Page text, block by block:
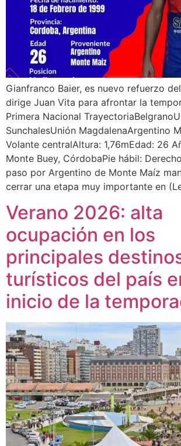
Gianfranco Baier, es nuevo refuerzo
dirige Juan Vita para afrontar la
Primera Nacional
SunchalesUnión MagdalenaArgentino
Volante centralAltura: 1,76mEdad: 26
Monte Buey, CórdobaPie hábil:
paso por Argentino de Monte Maíz
cerrar una etapa muy importante en
Verano 2026: alta
ocupación en los
principales
turísticos del país
inicio de la